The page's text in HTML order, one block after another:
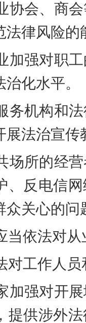
会、商会
法律风险
强对职工
化水平。
机构和法
展法治宣传
所的经营
、反电信
众关心的
当依法对
对工作人
强对开展
提供涉外